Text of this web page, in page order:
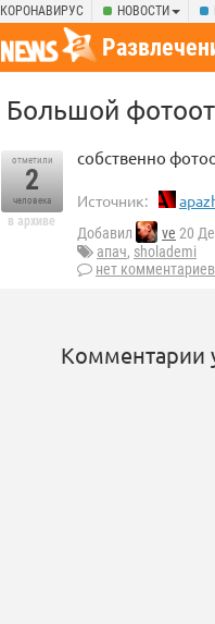
КОРОНАВИРУС НОВОСТИ
Большой
отметили
2
человека
в архиве
собственно
Источник:
Добавил ve 20
апач, sholademi
нет комментариев
Комментарии